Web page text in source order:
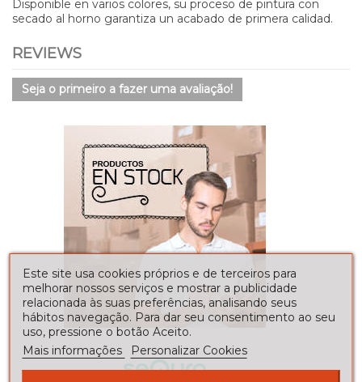
Disponible en varios colores, su proceso de pintura con
secado al horno garantiza un acabado de primera calidad.
REVIEWS
Seja o primeiro a fazer uma avaliação!
Este site usa cookies próprios e de terceiros para
melhorar nossos serviços e mostrar a publicidade
relacionada às suas preferências, analisando seus
hábitos navegação. Para dar seu consentimento ao seu
uso, pressione o botão Aceito.
Mais informações
Personalizar Cookies